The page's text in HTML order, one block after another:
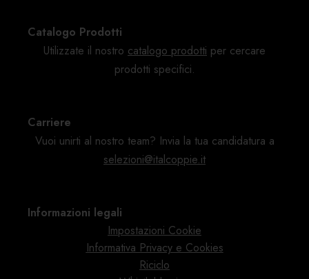
Catalogo Prodotti
Utilizzate il nostro catalogo prodotti per cercare
prodotti specifici.
Carriere
Vuoi unirti al nostro team? Invia la tua candidatura a
selezioni@italcoppie.it
Informazioni legali
Impostazioni Cookie
Informativa Privacy e Cookies
Riciclo